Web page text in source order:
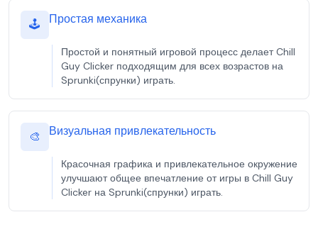
🕹️ Простая механика
Простой и понятный игровой процесс делает Chill
Guy Clicker подходящим для всех возрастов на
Sprunki(спрунки) играть.
🎨 Визуальная привлекательность
Красочная графика и привлекательное окружение
улучшают общее впечатление от игры в Chill Guy
Clicker на Sprunki(спрунки) играть.